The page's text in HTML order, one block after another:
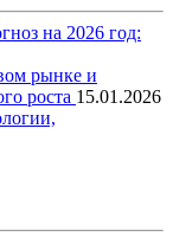
на 2026 год:
рынке и
роста 15.01.2026